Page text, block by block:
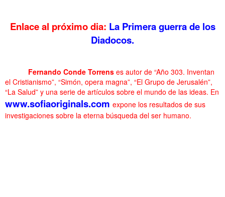
Enlace al próximo dia: La Primera guerra de los
Diadocos.
Fernando Conde Torrens es autor de “Año 303. Inventan
el Cristianismo”, “Simón, opera magna”, “El Grupo de Jerusalén”,
“La Salud” y una serie de artículos sobre el mundo de las ideas. En
www.sofiaoriginals.com expone los resultados de sus
investigaciones sobre la eterna búsqueda del ser humano.